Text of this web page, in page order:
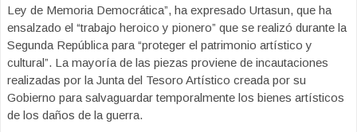
Ley de Memoria Democrática”, ha expresado Urtasun, que ha
ensalzado el “trabajo heroico y pionero” que se realizó durante la
Segunda República para “proteger el patrimonio artístico y
cultural”. La mayoría de las piezas proviene de incautaciones
realizadas por la Junta del Tesoro Artístico creada por su
Gobierno para salvaguardar temporalmente los bienes artísticos
de los daños de la guerra.